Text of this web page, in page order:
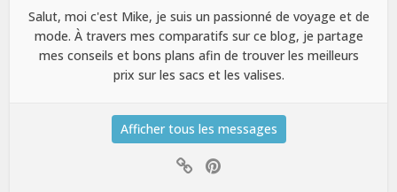
Salut, moi c'est Mike, je suis un passionné de voyage et de
mode. À travers mes comparatifs sur ce blog, je partage
mes conseils et bons plans afin de trouver les meilleurs
prix sur les sacs et les valises.
Afficher tous les messages